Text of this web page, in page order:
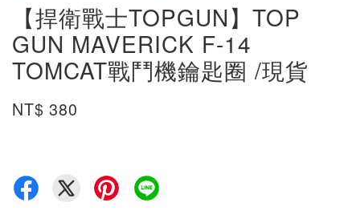
【捍衛戰士TOPGUN】TOP
GUN MAVERICK F-14
TOMCAT戰鬥機鑰匙圈 /現貨
NT$ 380